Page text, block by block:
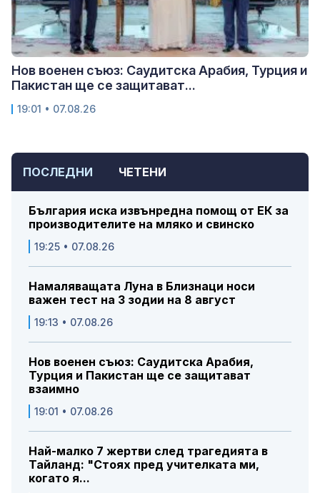
ПОСЛЕДНИ ЧЕТЕНИ
България иска извънредна помощ от ЕК за
производителите на мляко и свинско
19:25 • 07.08.26
Намаляващата Луна в Близнаци носи
важен тест на 3 зодии на 8 август
19:13 • 07.08.26
Нов военен съюз: Саудитска Арабия,
Турция и Пакистан ще се защитават
взаимно
19:01 • 07.08.26
Най-малко 7 жертви след трагедията в
Тайланд: "Стоях пред учителката ми,
когато я...
Нов военен съюз: Саудитска Арабия, Турция и
Пакистан ще се защитават...
19:01 • 07.08.26